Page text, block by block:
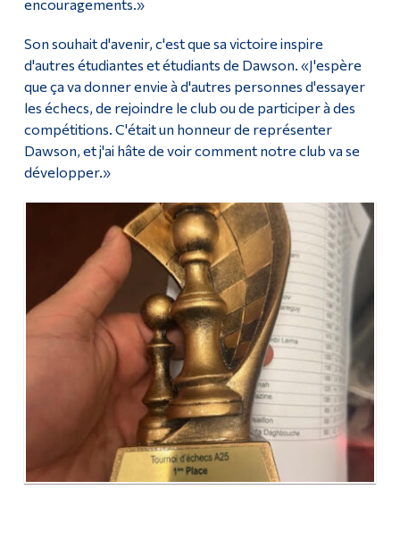
encouragements.»
Son souhait d'avenir, c'est que sa victoire inspire
d'autres étudiantes et étudiants de Dawson. «J'espère
que ça va donner envie à d'autres personnes d'essayer
les échecs, de rejoindre le club ou de participer à des
compétitions. C'était un honneur de représenter
Dawson, et j'ai hâte de voir comment notre club va se
développer.»